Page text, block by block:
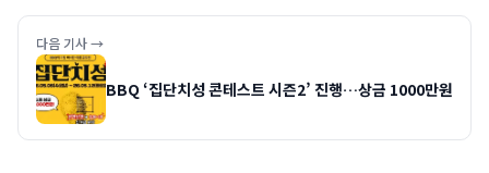
다음 기사 →
BBQ ‘집단치성 콘테스트 시즌2’ 진행…상금 1000만원